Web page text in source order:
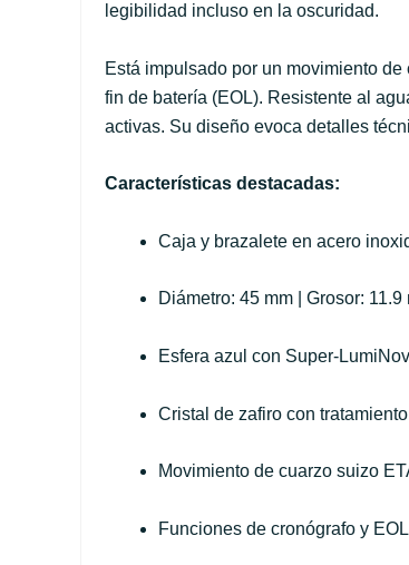
legibilidad incluso en la oscuridad.
Está impulsado por un movimiento
fin de batería (EOL). Resistente al
activas. Su diseño evoca detalles
Características destacadas:
Caja y brazalete en acero
Diámetro: 45 mm | Grosor: 11.9
Esfera azul con Super-
Cristal de zafiro con
Movimiento de cuarzo suizo
Funciones de cronógrafo y EOL